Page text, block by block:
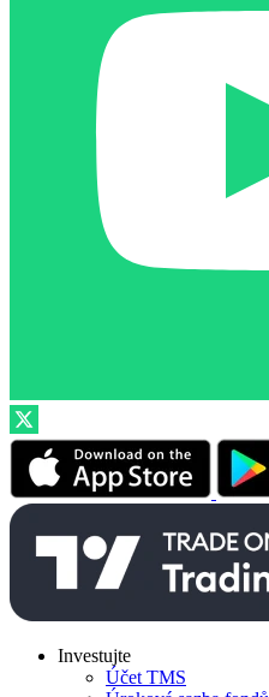
Investujte
Účet TMS